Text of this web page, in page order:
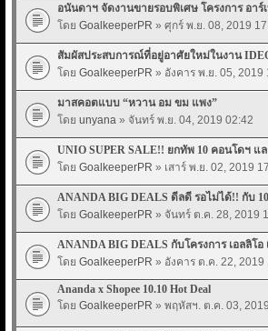
อนันดาฯ จัดงานขายรอบพิเศษ โครงการ อา
โดย GoalkeeperPR » ศุกร์ พ.ย. 08, 2019
สัมผัสประสบการณ์ที่อยู่อาศัยใหม่ในงาน IDEO
โดย GoalkeeperPR » อังคาร พ.ย. 05, 2019
มาสคอตแบบ “หวาน อม ขม แพง”
โดย unyana » จันทร์ พ.ย. 04, 2019 02:42
UNIO SUPER SALE!! ยกทัพ 10 คอนโดฯ แ
โดย GoalkeeperPR » เสาร์ พ.ย. 02, 2019
ANANDA BIG DEALS ดีลดี รอไม่ได้!! กับ
โดย GoalkeeperPR » จันทร์ ต.ค. 28, 2019
ANANDA BIG DEALS กับโครงการ เอลลิโ
โดย GoalkeeperPR » อังคาร ต.ค. 22, 2019
Ananda x Shopee 10.10 Hot Deal
โดย GoalkeeperPR » พฤหัสฯ. ต.ค. 03,